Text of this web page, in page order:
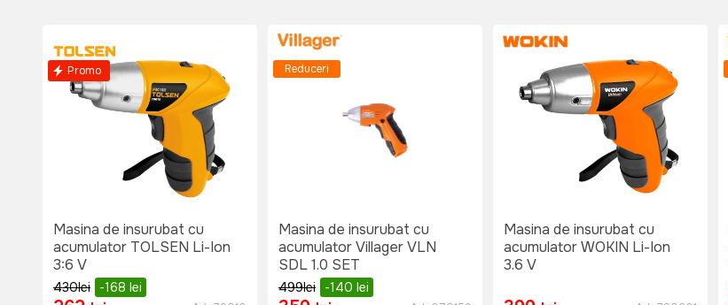
Promo
Masina de insurubat cu
acumulator TOLSEN Li-Ion
3:6 V
430lei -168 lei
Reduceri
Masina de insurubat cu
acumulator Villager VLN
SDL 1.0 SET
499lei -140 lei
Masina de insurubat cu
acumulator WOKIN Li-Ion
3.6 V